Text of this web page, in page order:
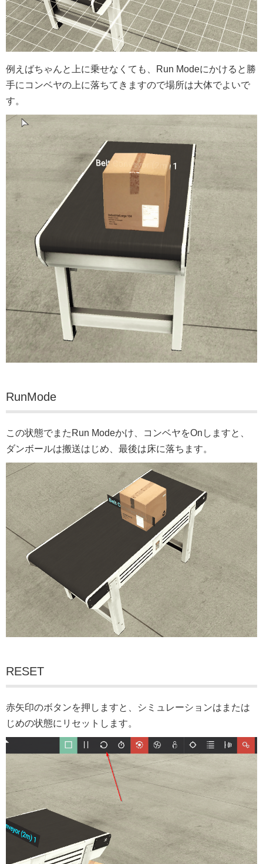
例えばちゃんと上に乗せなくても、Run Modeにかけると勝
手にコンベヤの上に落ちてきますので場所は大体でよいで
す。
RunMode
この状態でまたRun Modeかけ、コンベヤをOnしますと、
ダンボールは搬送はじめ、最後は床に落ちます。
RESET
赤矢印のボタンを押しますと、シミュレーションはまたは
じめの状態にリセットします。